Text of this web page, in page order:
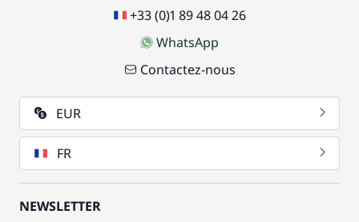
+33 (0)1 89 48 04 26
WhatsApp
Contactez-nous
EUR
FR
NEWSLETTER